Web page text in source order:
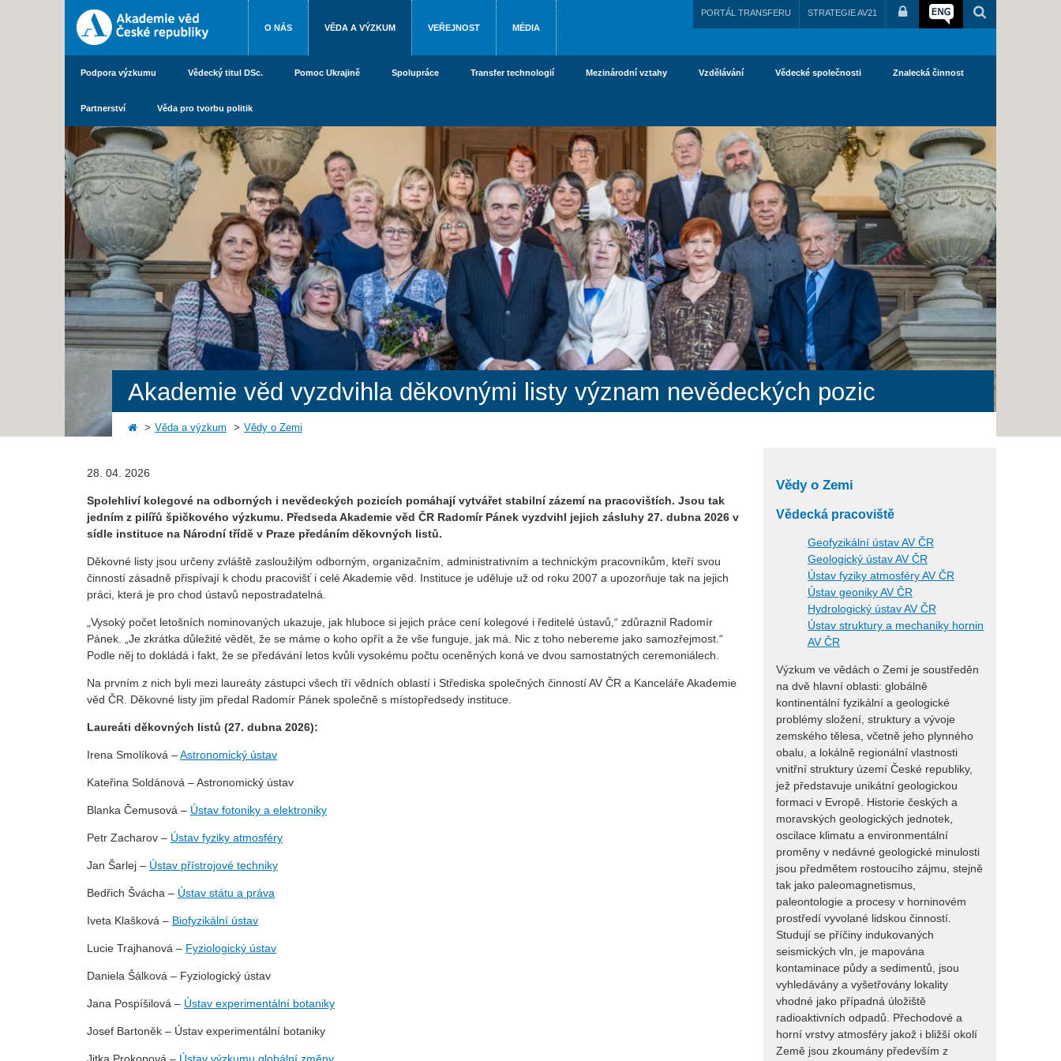
O NÁS VĚDA A VÝZKUM VEŘEJNOST MÉDIA
PORTÁL TRANSFERU STRATEGIE AV21
Podpora výzkumu Vědecký titul DSc. Pomoc Ukrajině Spolupráce Transfer technologií Mezinárodní vztahy Vzdělávání Vědecké společnosti Znalecká činnost
Partnerství Věda pro tvorbu politik
Akademie věd vyzdvihla děkovnými listy význam nevědeckých pozic
Věda a výzkum Vědy o Zemi
28. 04. 2026
Spolehliví kolegové na odborných i nevědeckých pozicích pomáhají vytvářet stabilní zázemí na pracovištích. Jsou tak
jedním z pilířů špičkového výzkumu. Předseda Akademie věd ČR Radomír Pánek vyzdvihl jejich zásluhy 27. dubna 2026 v
sídle instituce na Národní třídě v Praze předáním děkovných listů.
Děkovné listy jsou určeny zvláště zasloužilým odborným, organizačním, administrativním a technickým pracovníkům, kteří svou
činností zásadně přispívají k chodu pracovišť i celé Akademie věd. Instituce je uděluje už od roku 2007 a upozorňuje tak na jejich
práci, která je pro chod ústavů nepostradatelná.
„Vysoký počet letošních nominovaných ukazuje, jak hluboce si jejich práce cení kolegové i ředitelé ústavů,“ zdůraznil Radomír
Pánek. „Je zkrátka důležité vědět, že se máme o koho opřít a že vše funguje, jak má. Nic z toho nebereme jako samozřejmost.“
Podle něj to dokládá i fakt, že se předávání letos kvůli vysokému počtu oceněných koná ve dvou samostatných ceremoniálech.
Na prvním z nich byli mezi laureáty zástupci všech tří vědních oblastí i Střediska společných činností AV ČR a Kanceláře Akademie
věd ČR. Děkovné listy jim předal Radomír Pánek společně s místopředsedy instituce.
Laureáti děkovných listů (27. dubna 2026):
Irena Smolíková –Astronomický ústav
Kateřina Soldánová – Astronomický ústav
Blanka Čemusová – Ústav fotoniky a elektroniky
Petr Zacharov – Ústav fyziky atmosféry
Jan Šarlej – Ústav přístrojové techniky
Bedřich Švácha – Ústav státu a práva
Iveta Klašková – Biofyzikální ústav
Lucie Trajhanová – Fyziologický ústav
Daniela Šálková – Fyziologický ústav
Jana Pospíšilová – Ústav experimentální botaniky
Josef Bartoněk – Ústav experimentální botaniky
Vědy o Zemi
Vědecká pracoviště
Geofyzikální ústav AV ČR
Geologický ústav AV ČR
Ústav fyziky atmosféry AV ČR
Ústav geoniky AV ČR
Hydrologický ústav AV ČR
Ústav struktury a mechaniky hornin
AV ČR
Výzkum ve vědách o Zemi je soustředěn
na dvě hlavní oblasti: globálně
kontinentální fyzikální a geologické
problémy složení, struktury a vývoje
zemského tělesa, včetně jeho plynného
obalu, a lokálně regionální vlastnosti
vnitřní struktury území České republiky,
jež představuje unikátní geologickou
formaci v Evropě. Historie českých a
moravských geologických jednotek,
oscilace klimatu a environmentální
proměny v nedávné geologické minulosti
jsou předmětem rostoucího zájmu, stejně
tak jako paleomagnetismus,
paleontologie a procesy v horninovém
prostředí vyvolané lidskou činností.
Studují se příčiny indukovaných
seismických vln, je mapována
kontaminace půdy a sedimentů, jsou
vyhledávány a vyšetřovány lokality
vhodné jako případná úložiště
radioaktivních odpadů. Přechodové a
horní vrstvy atmosféry jakož i bližší okolí
Země jsou zkoumány především z